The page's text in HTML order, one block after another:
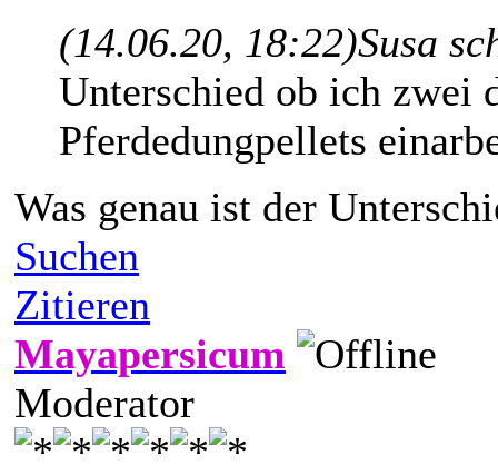
(14.06.20, 18:22)Susa
Unterschied ob ich zwei
Pferdedungpellets
Was genau ist der
Suchen
Zitieren
Mayapersicum
Moderator